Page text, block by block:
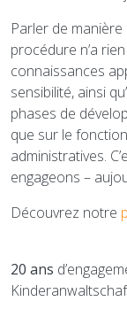
Parler de
procédure n’a
connaissances
sensibilité, ainsi
phases de
que sur le
administratives.
engageons –
Découvrez notre
20 ans